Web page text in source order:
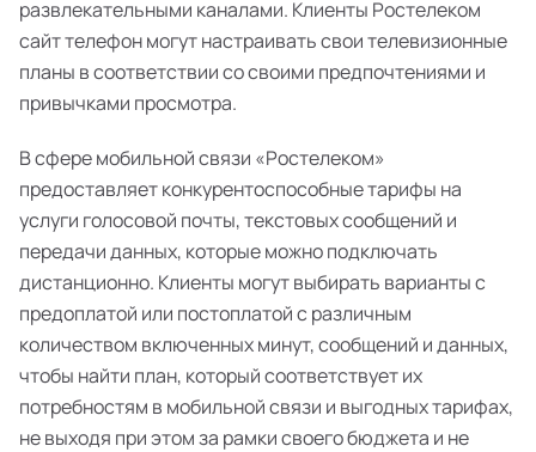
развлекательными каналами. Клиенты Ростелеком
сайт телефон могут настраивать свои телевизионные
планы в соответствии со своими предпочтениями и
привычками просмотра.
В сфере мобильной связи «Ростелеком»
предоставляет конкурентоспособные тарифы на
услуги голосовой почты, текстовых сообщений и
передачи данных, которые можно подключать
дистанционно. Клиенты могут выбирать варианты с
предоплатой или постоплатой с различным
количеством включенных минут, сообщений и данных,
чтобы найти план, который соответствует их
потребностям в мобильной связи и выгодных тарифах,
не выходя при этом за рамки своего бюджета и не